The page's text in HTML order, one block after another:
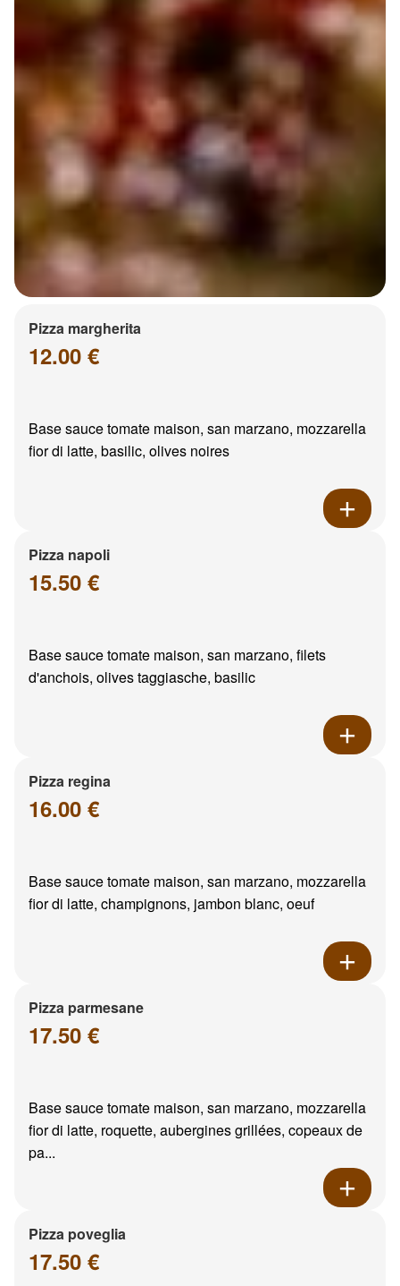
Pizza margherita
12.00 €
Base sauce tomate maison, san marzano, mozzarella
fior di latte, basilic, olives noires
Pizza napoli
15.50 €
Base sauce tomate maison, san marzano, filets
d'anchois, olives taggiasche, basilic
Pizza regina
16.00 €
Base sauce tomate maison, san marzano, mozzarella
fior di latte, champignons, jambon blanc, oeuf
Pizza parmesane
17.50 €
Base sauce tomate maison, san marzano, mozzarella
fior di latte, roquette, aubergines grillées, copeaux de
pa...
Pizza poveglia
17.50 €